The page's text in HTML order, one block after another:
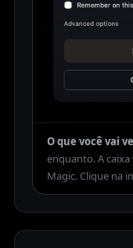
O que você vai
enquanto. A
Magic.